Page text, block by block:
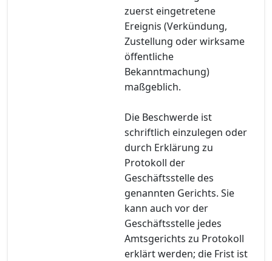
zuerst eingetretene
Ereignis (Verkündung,
Zustellung oder wirksame
öffentliche
Bekanntmachung)
maßgeblich.
Die Beschwerde ist
schriftlich einzulegen oder
durch Erklärung zu
Protokoll der
Geschäftsstelle des
genannten Gerichts. Sie
kann auch vor der
Geschäftsstelle jedes
Amtsgerichts zu Protokoll
erklärt werden; die Frist ist